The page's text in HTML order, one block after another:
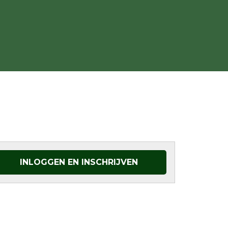
INLOGGEN EN INSCHRIJVEN